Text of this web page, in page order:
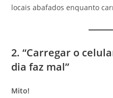
locais abafados enquanto
2. “Carregar o
dia faz mal”
Mito!